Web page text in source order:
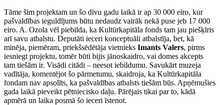
Tāme šim projektam un šo divu gadu laikā ir ap 30 000 eiro, kur
pašvaldības ieguldījums būtu nedaudz vairāk nekā puse jeb 17 000
eiro. A. Ozola vēl piebilda, ka Kultūrkapitāla fonds tam jau piešķīris
arī savu atbalstu. Deputāti ieceri konceptuāli atbalstīja, bet, kā
minēja, piemēram, priekšsēdētāja vietnieks Imants Valers, pirms
iesniegt projektu, tomēr būti bijis jānoskaidro, vai domes akcepts
tam tiešām ir. Visādi citādi – neesot iebildumu. Savukārt muzeja
vadītāja, komentējot šo pārmetumu, skaidroja, ka Kultūrkapitāla
fondam nav apsolīts, ka pašvaldības atbalsts tiešām būs. Apņēmušies
gada laikā pieveikt pētniecisko daļu. Pārējais tikai par to, kādā
apmērā un laika posmā šo ieceri īstenot.